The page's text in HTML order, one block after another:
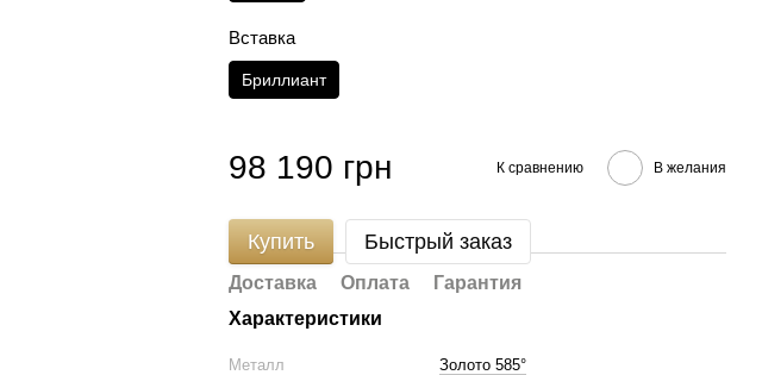
Вставка
Бриллиант
98 190 грн К сравнению В желания
Купить Быстрый заказ
Доставка Оплата
Гарантия
Характеристики
Металл
Золото 585°